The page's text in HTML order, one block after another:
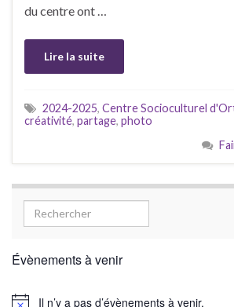
du centre ont …
Lire la suite
2024-2025, Centre Socioculturel
créativité, partage, photo
Évènements à venir
Il n’y a pas d’évènements à venir.